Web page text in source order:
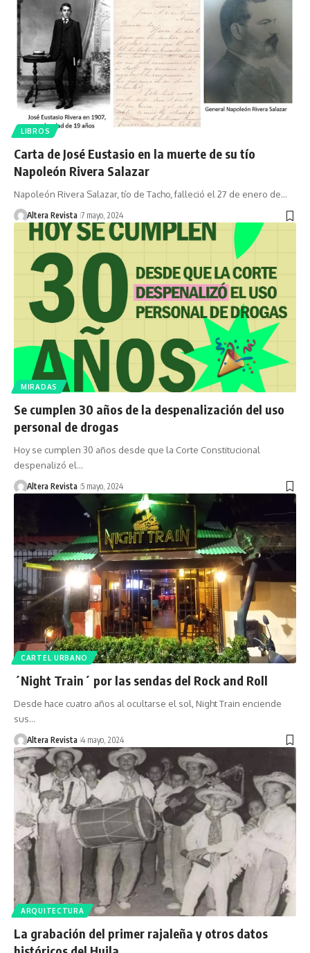
LIBROS
Carta de José Eustasio en la muerte de su tío
Napoleón Rivera Salazar
Napoleón Rivera Salazar, tío de Tacho, falleció el 27 de enero de…
Altera Revista 7 mayo, 2024
MIRADAS
Se cumplen 30 años de la despenalización del uso
personal de drogas
Hoy se cumplen 30 años desde que la Corte Constitucional
despenalizó el…
Altera Revista 5 mayo, 2024
CARTEL URBANO
´Night Train´ por las sendas del Rock and Roll
Desde hace cuatro años al ocultarse el sol, Night Train enciende
sus…
Altera Revista 4 mayo, 2024
ARQUITECTURA
La grabación del primer rajaleña y otros datos